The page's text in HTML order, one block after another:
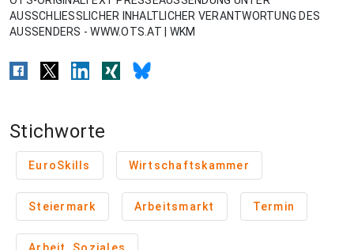
AUSSCHLIESSLICHER INHALTLICHER VERANTWORTUNG DES
AUSSENDERS - WWW.OTS.AT | WKM
Stichworte
EuroSkills Wirtschaftskammer
Steiermark Arbeitsmarkt Termin